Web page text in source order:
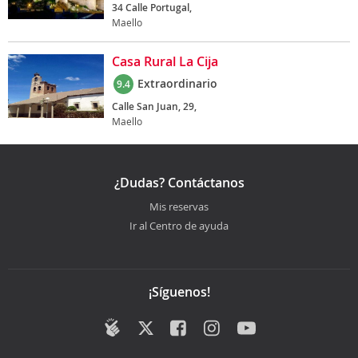
34 Calle Portugal,
Maello
Casa Rural La Cija
9.4 Extraordinario
Calle San Juan, 29,
Maello
¿Dudas? Contáctanos
Mis reservas
Ir al Centro de ayuda
¡Síguenos!